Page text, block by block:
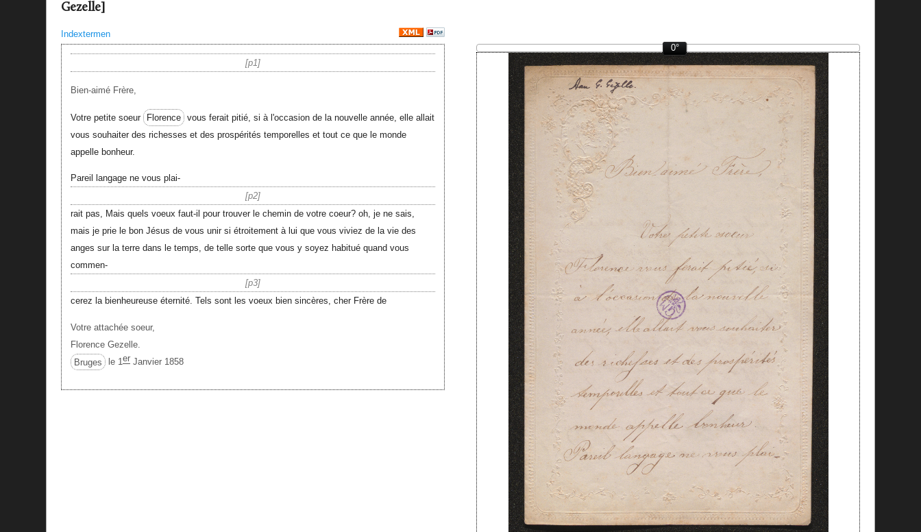
Gezelle]
Indextermen
p1
Bien-aimé Frère,
Votre petite soeur Florence vous ferait pitié, si à l'occasion de la nouvelle année, elle allait
vous souhaiter des richesses et des prospérités temporelles et tout ce que le monde
appelle bonheur.
Pareil langage ne vous plai-
p2
rait pas, Mais quels voeux faut-il pour trouver le chemin de votre coeur? oh, je ne sais,
mais je prie le bon Jésus de vous unir si étroitement à lui que vous viviez de la vie des
anges sur la terre dans le temps, de telle sorte que vous y soyez habitué quand vous
commen-
p3
cerez la bienheureuse éternité. Tels sont les voeux bien sincères, cher Frère de
Votre attachée soeur,
Florence Gezelle.
Bruges le 1erJanvier 1858
0°